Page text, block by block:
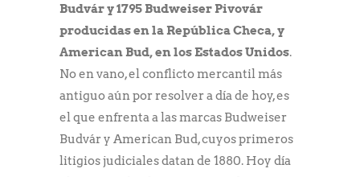
Budvár y 1795 Budweiser Pivovár
producidas en la República Checa, y
American Bud, en los Estados Unidos.
No en vano, el conflicto mercantil más
antiguo aún por resolver a día de hoy, es
el que enfrenta a las marcas Budweiser
Budvár y American Bud, cuyos primeros
litigios judiciales datan de 1880. Hoy día